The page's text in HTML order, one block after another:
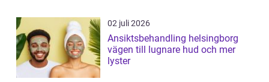
02 juli 2026
Ansiktsbehandling helsingborg
vägen till lugnare hud och mer
lyster